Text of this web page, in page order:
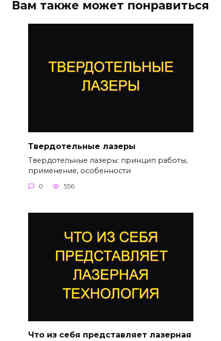
Вам также может понравиться
Твердотельные лазеры
Твердотельные лазеры: принцип работы,
применение, особенности
0 556
Что из себя представляет лазерная